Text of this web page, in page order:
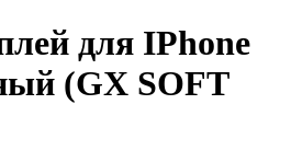
для IPhone
(GX SOFT